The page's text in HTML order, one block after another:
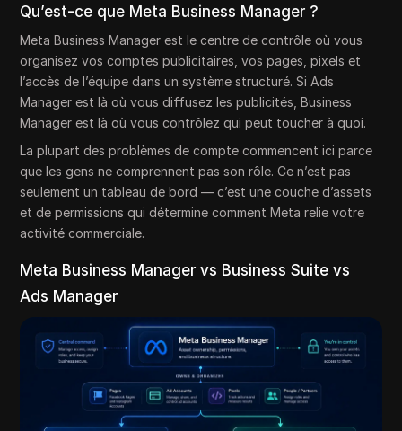
Qu’est-ce que Meta Business Manager ?
Meta Business Manager est le centre de contrôle où vous
organisez vos comptes publicitaires, vos pages, pixels et
l’accès de l’équipe dans un système structuré. Si Ads
Manager est là où vous diffusez les publicités, Business
Manager est là où vous contrôlez qui peut toucher à quoi.
La plupart des problèmes de compte commencent ici parce
que les gens ne comprennent pas son rôle. Ce n’est pas
seulement un tableau de bord — c’est une couche d’assets
et de permissions qui détermine comment Meta relie votre
activité commerciale.
Meta Business Manager vs Business Suite vs
Ads Manager